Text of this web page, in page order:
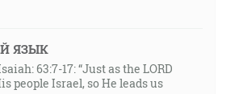
ЯЗЫК
63:7-17: “Just as the LORD
people Israel, so He leads us